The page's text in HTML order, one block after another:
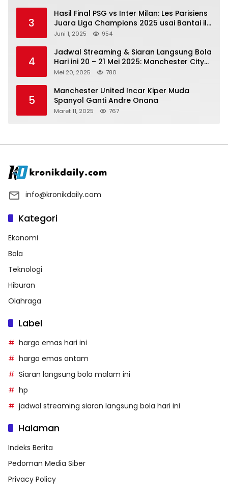
3
Hasil Final PSG vs Inter Milan: Les Parisiens
Juara Liga Champions 2025 usai Bantai il
Nerazzurri
Juni 1, 2025 954
4
Jadwal Streaming & Siaran Langsung Bola
Hari ini 20 – 21 Mei 2025: Manchester City
vs Bournemouth
Mei 20, 2025 780
5
Manchester United Incar Kiper Muda
Spanyol Ganti Andre Onana
Maret 11, 2025 767
info@kronikdaily.com
Kategori
Ekonomi
Bola
Teknologi
Hiburan
Olahraga
Label
harga emas hari ini
harga emas antam
Siaran langsung bola malam ini
hp
jadwal streaming siaran langsung bola hari ini
Halaman
Indeks Berita
Pedoman Media Siber
Privacy Policy